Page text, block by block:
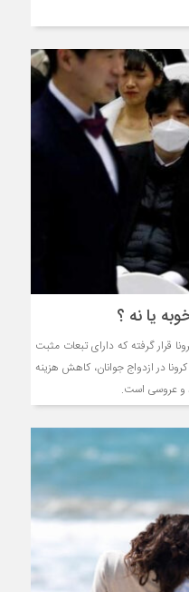
یا نه ؟
قرار گرفته که دارای تبعات مثبت
در ازدواج جوانان، کاهش هزینه
و عروسی است.